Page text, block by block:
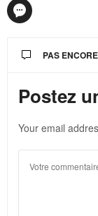
PAS
Postez
Your email